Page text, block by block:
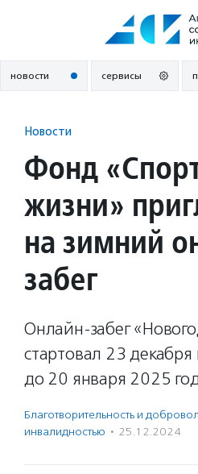
новости сервисы
Новости
Фонд
жизни»
на зимний
забег
Онлайн-забег
стартовал 23
до 20 января 2025
Благотвори­тель­ность и
инвалидностью · 25.12.2024